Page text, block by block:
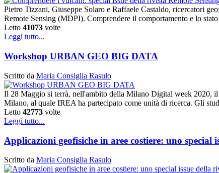
Pietro Tizzani, Giuseppe Solaro e Raffaele Castaldo, ricercatori
Remote Sensing (MDPI). Comprendere il comportamento e lo
Letto 41073 volte
Leggi tutto...
Workshop URBAN GEO BIG DATA
Scritto da Maria Consiglia Rasulo
Il 28 Maggio si terrà, nell'ambito della Milano Digital week 2020,
Milano, al quale IREA ha partecipato come unità di ricerca. Gli
Letto 42773 volte
Leggi tutto...
Applicazioni geofisiche in aree costiere: uno special
Scritto da Maria Consiglia Rasulo